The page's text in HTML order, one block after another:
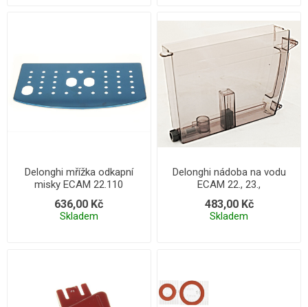
Delonghi mřížka odkapní
misky ECAM 22.110
636,00 Kč
Skladem
Delonghi nádoba na vodu
ECAM 22., 23.,
483,00 Kč
Skladem